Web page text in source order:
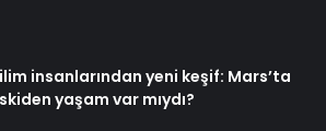
insanlarından yeni keşif: Mars’ta
yaşam var mıydı?